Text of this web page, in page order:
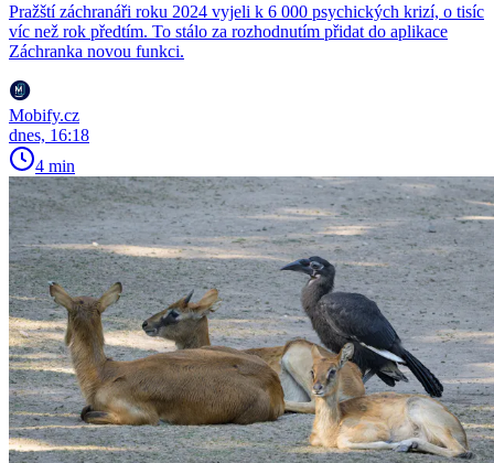
Pražští záchranáři roku 2024 vyjeli k 6 000 psychických krizí, o tisíc
víc než rok předtím. To stálo za rozhodnutím přidat do aplikace
Záchranka novou funkci.
Mobify.cz
dnes, 16:18
4 min